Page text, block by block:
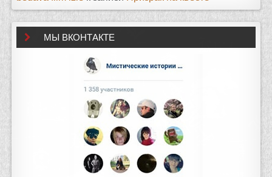
МЫ ВКОНТАКТЕ